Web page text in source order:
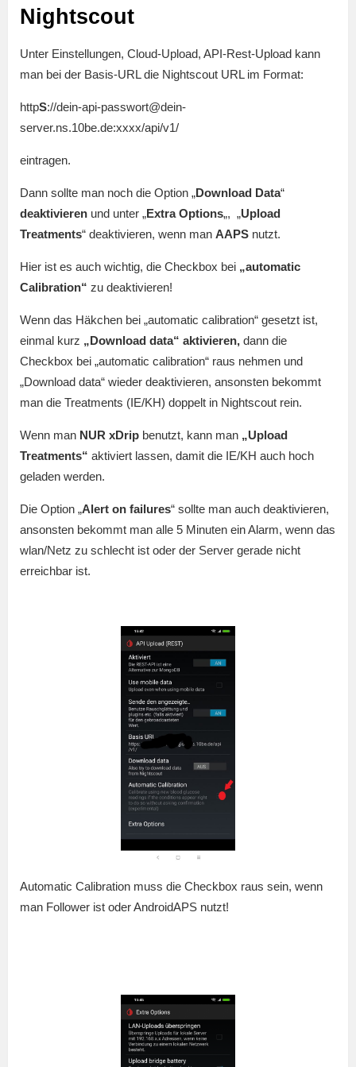
Nightscout
Unter Einstellungen, Cloud-Upload, API-Rest-Upload kann
man bei der Basis-URL die Nightscout URL im Format:
httpS://dein-api-passwort@dein-
server.ns.10be.de:xxxx/api/v1/
eintragen.
Dann sollte man noch die Option „Download Data“
deaktivieren und unter „Extra Options„, „Upload
Treatments“ deaktivieren, wenn man AAPS nutzt.
Hier ist es auch wichtig, die Checkbox bei „automatic
Calibration“ zu deaktivieren!
Wenn das Häkchen bei „automatic calibration“ gesetzt ist,
einmal kurz „Download data“ aktivieren, dann die
Checkbox bei „automatic calibration“ raus nehmen und
„Download data“ wieder deaktivieren, ansonsten bekommt
man die Treatments (IE/KH) doppelt in Nightscout rein.
Wenn man NUR xDrip benutzt, kann man „Upload
Treatments“ aktiviert lassen, damit die IE/KH auch hoch
geladen werden.
Die Option „Alert on failures“ sollte man auch deaktivieren,
ansonsten bekommt man alle 5 Minuten ein Alarm, wenn das
wlan/Netz zu schlecht ist oder der Server gerade nicht
erreichbar ist.
Automatic Calibration muss die Checkbox raus sein, wenn
man Follower ist oder AndroidAPS nutzt!